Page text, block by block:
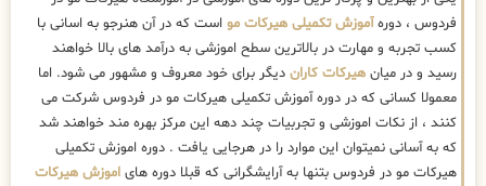
فردوس ، دورهآموزش تکمیلی هیرکات مو است که در آن هنرجو به اسانی با
کسب تجربه و مهارت در بالاترین سطح اموزشی به درآمد های بالا خواهند
رسید و در میان هیرکات کاران دیگر برای خود معروف و مشهور می شود. اما
معمولا کسانی که در دوره آموزش تکمیلی هیرکات مو در فردوس شرکت می
کنند ، از نکات اموزشی و تجربیات چند دهه این مرکز بهره مند خواهند شد
که به آسانی نمیتوان این موارد را در هرجایی یافت . دوره اموزش تکمیلی
هیرکات مو در فردوس بتنها به آرایشگرانی که قبلا دوره های اموزش هیرکات